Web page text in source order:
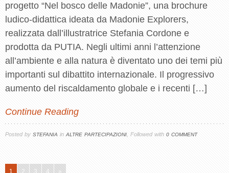
progetto “Nel bosco delle Madonie”, una brochure
ludico-didattica ideata da Madonie Explorers,
realizzata dall’illustratrice Stefania Cordone e
prodotta da PUTIA. Negli ultimi anni l’attenzione
all’ambiente e alla natura è diventato uno dei temi più
importanti sul dibattito internazionale. Il progressivo
aumento del riscaldamento globale e i recenti […]
Continue Reading
Posted by STEFANIA inALTRE PARTECIPAZIONI, Followed with 0 COMMENT